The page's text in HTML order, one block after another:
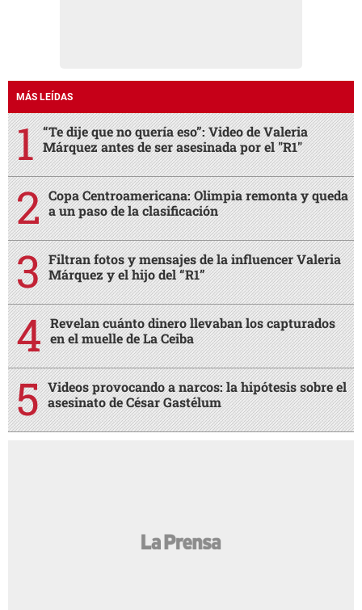
MÁS LEÍDAS
“Te dije que no quería eso”: Video de Valeria
Márquez antes de ser asesinada por el "R1"
Copa Centroamericana: Olimpia remonta y queda
a un paso de la clasificación
Filtran fotos y mensajes de la influencer Valeria
Márquez y el hijo del “R1”
Revelan cuánto dinero llevaban los capturados
en el muelle de La Ceiba
Videos provocando a narcos: la hipótesis sobre el
asesinato de César Gastélum